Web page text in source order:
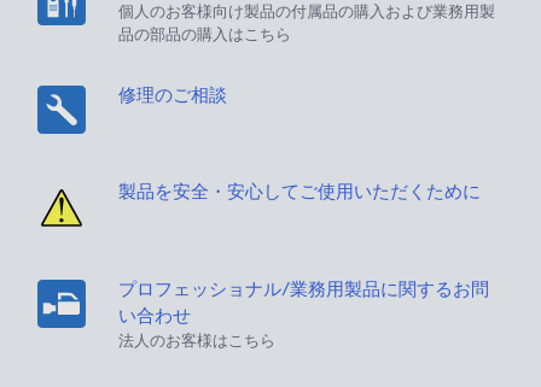
個人のお客様向け製品の付属品の購入および業務用製
品の部品の購入はこちら
修理のご相談
製品を安全・安心してご使用いただくために
プロフェッショナル/業務用製品に関するお問
い合わせ
法人のお客様はこちら